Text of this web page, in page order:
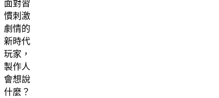
面對習
慣刺激
劇情的
新時代
玩家，
製作人
會想說
什麼？